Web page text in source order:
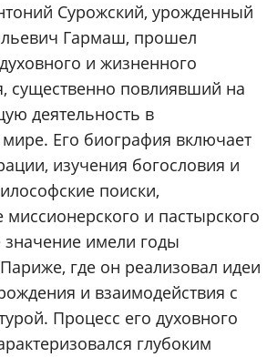
Сурожский, урожденный
Гармаш, прошел
и жизненного
существенно повлиявший на
деятельность в
Его биография включает
изучения богословия и
поиски,
и пастырского
имели годы
где он реализовал идеи
и взаимодействия с
Процесс его духовного
глубоким